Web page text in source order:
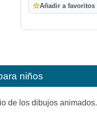
☆Añadir a favoritos
niños
de los dibujos animados.